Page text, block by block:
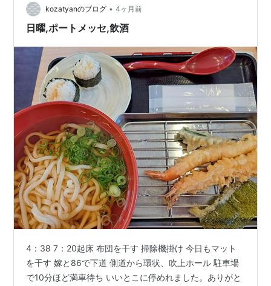
kozatyanのブログ • 4ヶ月前
日曜,ポートメッセ,飲酒
4：38 7：20起床 布団を干す 掃除機掛け 今日もマット
を干す 嫁と86で下道 側道から環状、吹上ホール 駐車場
で10分ほど満車待ち いいとこに停めれました。ありがと